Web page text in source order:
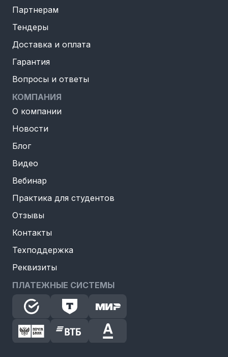
Партнерам
Тендеры
Доставка и оплата
Гарантия
Вопросы и ответы
КОМПАНИЯ
О компании
Новости
Блог
Видео
Вебинар
Практика для студентов
Отзывы
Контакты
Техподдержка
Реквизиты
ПЛАТЕЖНЫЕ СИСТЕМЫ